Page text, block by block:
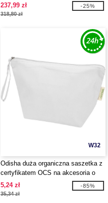
237,99 zł
318,80 zł
-25%
W32
Odisha duża organiczna saszetka z
certyfikatem OCS na akcesoria o
gramaturze 180 g/m², 3 l -
EgotierPro 120785
5,24 zł
35,34 zł
-85%